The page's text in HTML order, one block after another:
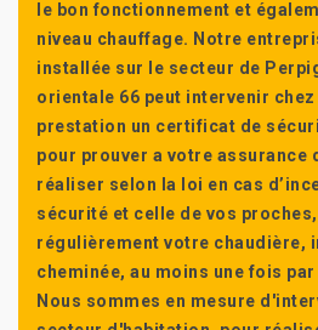
le bon fonctionnement et
niveau chauffage. Notre
installée sur le secteur de
orientale 66 peut intervenir
prestation un certificat de
pour prouver a votre assurance
réaliser selon la loi en cas
sécurité et celle de vos
régulièrement votre chaudière,
cheminée, au moins une fois
Nous sommes en mesure